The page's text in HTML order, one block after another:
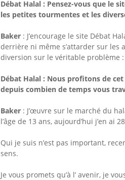
Débat Halal : Pensez-vous que le
les petites tourmentes et les
Baker : J’encourage le site Débat
derrière ni même s’attarder sur les
diversion sur le véritable problème :
Débat Halal : Nous profitons de
depuis combien de temps vous
Baker : J’œuvre sur le marché du
l’âge de 13 ans, aujourd’hui j’en ai
Qui je suis n’est pas important,
sens.
Je vous promets qu’à l’ avenir, je